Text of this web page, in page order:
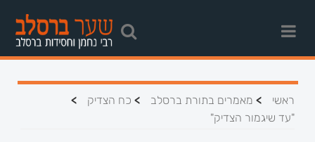
ראשי > מאמרים בתורת ברסלב > כח הצדיק >
"עד שיגמור הצדיק"